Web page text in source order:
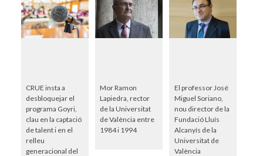
CRUE insta a
desbloquejar el
programa Goyri,
clau en la captació
de talent i en el
relleu
generacional del
Mor Ramon
Lapiedra, rector
de la Universitat
de València entre
1984 i 1994
El professor José
Miguel Soriano,
nou director de la
Fundació Lluís
Alcanyís de la
Universitat de
València